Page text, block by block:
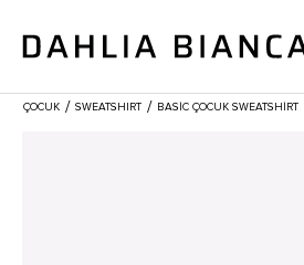
ÇOCUK / SWEATSHIRT / BASIC ÇOCUK SWEATSHIRT